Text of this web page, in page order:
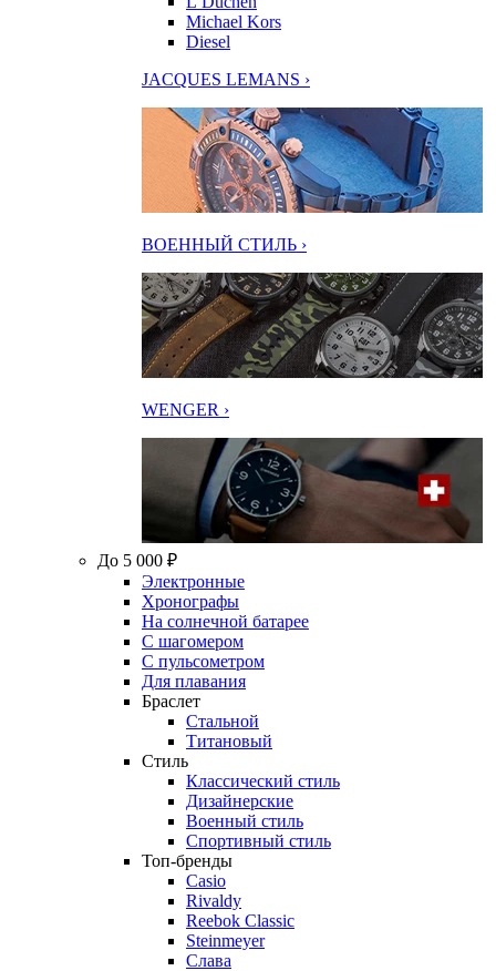
Michael Kors
Diesel
JACQUES LEMANS ›
ВОЕННЫЙ СТИЛЬ ›
WENGER ›
До 5 000 ₽
Электронные
Хронографы
На солнечной батарее
С шагомером
С пульсометром
Для плавания
Браслет
Стальной
Титановый
Стиль
Классический стиль
Дизайнерские
Военный стиль
Спортивный стиль
Топ-бренды
Casio
Rivaldy
Reebok Classic
Steinmeyer
Слава